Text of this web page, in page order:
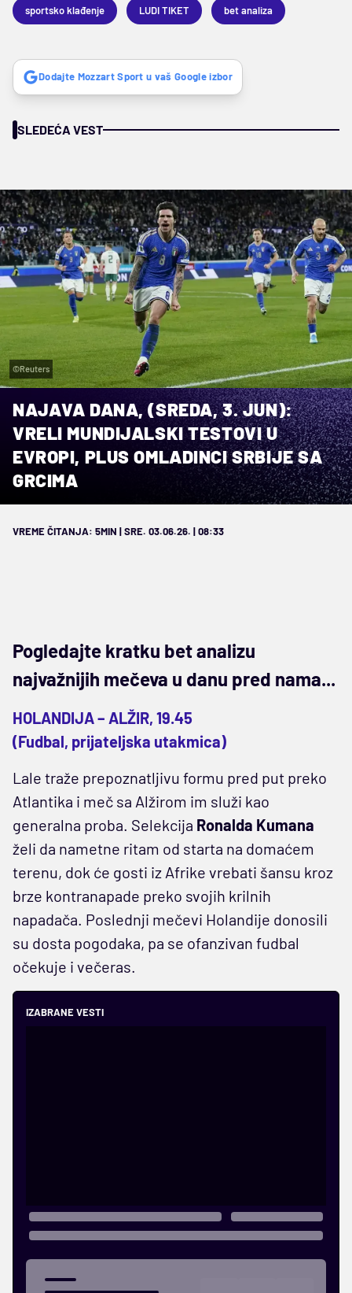
sportsko klađenje LUDI TIKET bet analiza
Dodajte Mozzart Sport u vaš Google izbor
SLEDEĆA VEST
©Reuters
NAJAVA DANA, (SREDA, 3. JUN):
VRELI MUNDIJALSKI TESTOVI U
EVROPI, PLUS OMLADINCI SRBIJE SA
GRCIMA
VREME ČITANJA: 5MIN | SRE. 03.06.26. | 08:33
Pogledajte kratku bet analizu
najvažnijih mečeva u danu pred nama...
HOLANDIJA – ALŽIR, 19.45
(Fudbal, prijateljska utakmica)
Lale traže prepoznatljivu formu pred put preko
Atlantika i meč sa Alžirom im služi kao
generalna proba. Selekcija Ronalda Kumana
želi da nametne ritam od starta na domaćem
terenu, dok će gosti iz Afrike vrebati šansu kroz
brze kontranapade preko svojih krilnih
napadača. Poslednji mečevi Holandije donosili
su dosta pogodaka, pa se ofanzivan fudbal
očekuje i večeras.
IZABRANE VESTI